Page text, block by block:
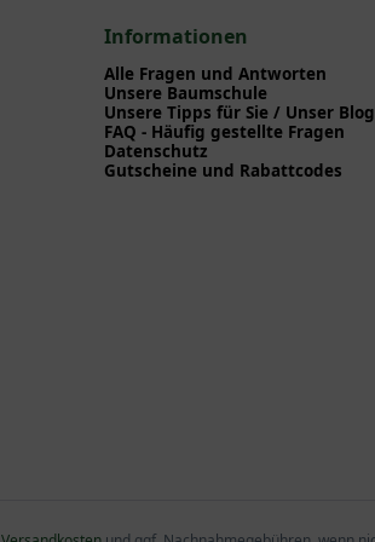
Informationen
Alle Fragen und Antworten
Unsere Baumschule
Unsere Tipps für Sie / Unser Blog
FAQ - Häufig gestellte Fragen
Datenschutz
Gutscheine und Rabattcodes